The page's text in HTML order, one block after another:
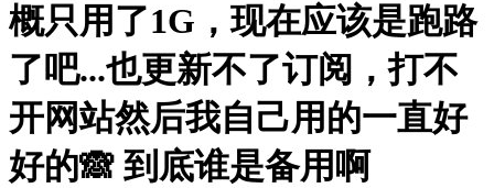
概只用了1G，现在应该是跑路
了吧...也更新不了订阅，打不
开网站然后我自己用的一直好
好的🙈 到底谁是备用啊